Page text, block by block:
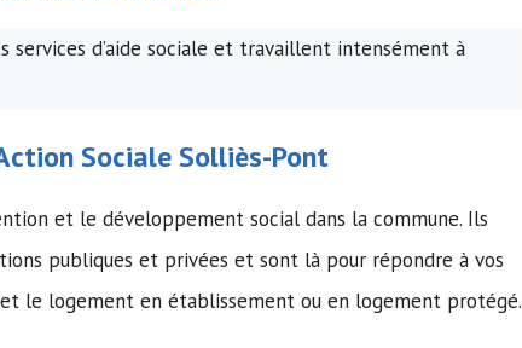
services d’aide sociale et travaillent intensément à
SocialeSolliès-Pont
et le développement social dans la commune. Ils
publiques et privées et sont là pour répondre à vos
le logement en établissement ou en logement protégé.